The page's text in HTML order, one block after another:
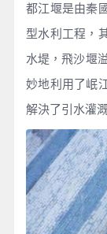
都江堰是由秦
型水利工程，
水堤，飛沙堰
妙地利用了岷
解決了引水灌